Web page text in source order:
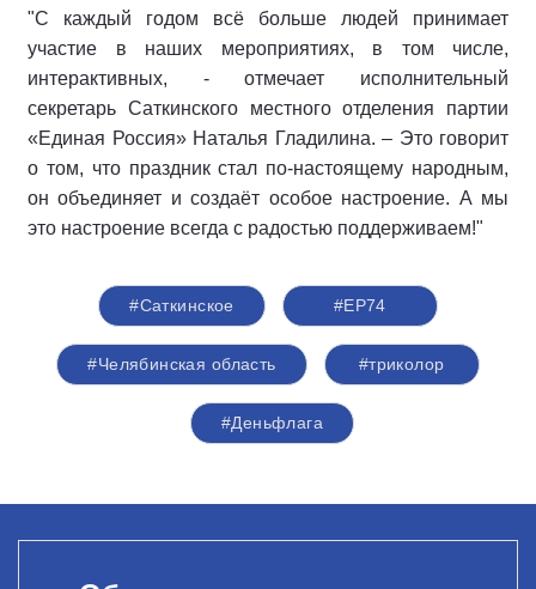
"С каждый годом всё больше людей принимает
участие в наших мероприятиях, в том числе,
интерактивных, - отмечает исполнительный
секретарь Саткинского местного отделения партии
«Единая Россия» Наталья Гладилина. – Это говорит
о том, что праздник стал по-настоящему народным,
он объединяет и создаёт особое настроение. А мы
это настроение всегда с радостью поддерживаем!"
#Саткинское #ЕР74
#Челябинская область #триколор
#Деньфлага